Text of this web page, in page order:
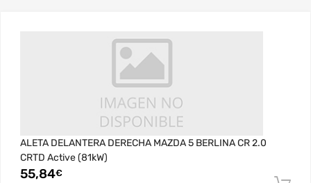
ALETA DELANTERA DERECHA MAZDA 5 BERLINA CR 2.0
CRTD Active (81kW)
55,84€